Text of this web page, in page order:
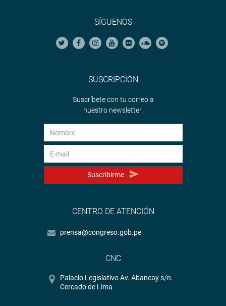
SÍGUENOS
SUSCRIPCIÓN
Suscríbete con tu correo a
nuestro newsletter.
Suscribirme
CENTRO DE ATENCIÓN
prensa@congreso.gob.pe
CNC
Palacio Legislativo Av. Abancay s/n.
Cercado de Lima